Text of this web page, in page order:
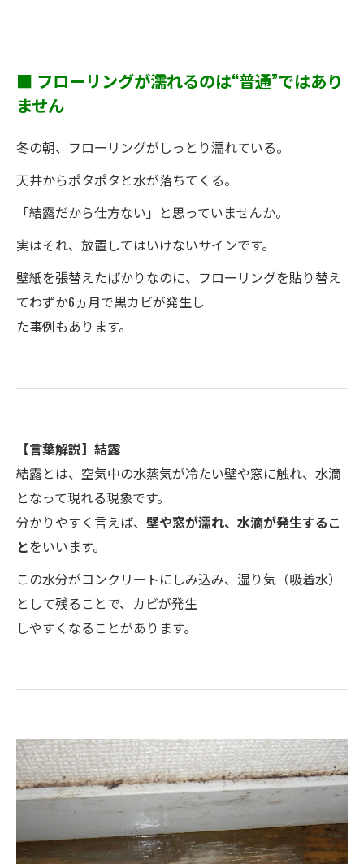
■ フローリングが濡れるのは“普通”ではあり
ません
冬の朝、フローリングがしっとり濡れている。
天井からポタポタと水が落ちてくる。
「結露だから仕方ない」と思っていませんか。
実はそれ、放置してはいけないサインです。
壁紙を張替えたばかりなのに、フローリングを貼り替え
てわずか6ヵ月で黒カビが発生し
た事例もあります。
【言葉解説】結露
結露とは、空気中の水蒸気が冷たい壁や窓に触れ、水滴
となって現れる現象です。
分かりやすく言えば、 壁や窓が濡れ、水滴が発生するこ
とをいいます。
この水分がコンクリートにしみ込み、湿り気（吸着水）
として残ることで、カビが発生
しやすくなることがあります。